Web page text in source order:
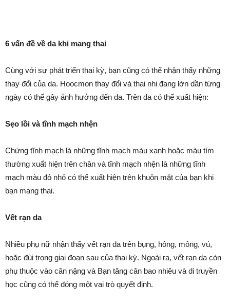
6 vấn đề về da khi mang thai
Cùng với sự phát triển thai kỳ, bạn cũng có thể nhận thấy những
thay đổi của da. Hoocmon thay đổi và thai nhi đang lớn dần từng
ngày có thể gây ảnh hưởng đến da. Trên da có thể xuất hiện:
Sẹo lồi và tĩnh mạch nhện
Chứng tĩnh mạch là những tĩnh mạch màu xanh hoặc màu tím
thường xuất hiện trên chân và tĩnh mạch nhện là những tĩnh
mạch màu đỏ nhỏ có thể xuất hiện trên khuôn mặt của bạn khi
bạn mang thai.
Vết rạn da
Nhiều phụ nữ nhận thấy vết rạn da trên bụng, hông, mông, vú,
hoặc đùi trong giai đoạn sau của thai kỳ. Ngoài ra, vết rạn da còn
phụ thuộc vào cân nặng và Bạn tăng cân bao nhiêu và di truyền
học cũng có thể đóng một vai trò quyết định.